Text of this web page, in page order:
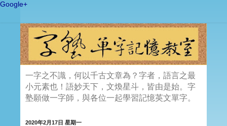
Google+
一字之不識，何以千古文章為？字者，語言之最
小元素也！語妙天下，文煥星斗，皆由是始。字
塾願做一字師，與各位一起學習記憶英文單字。
2020年2月17日 星期一